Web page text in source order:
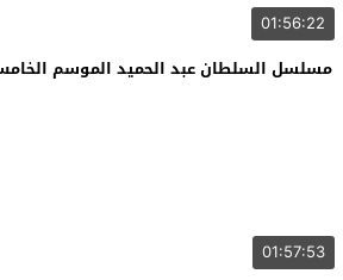
01:56:22
مسلسل السلطان عبد الحميد الموسم الخامس
01:57:53